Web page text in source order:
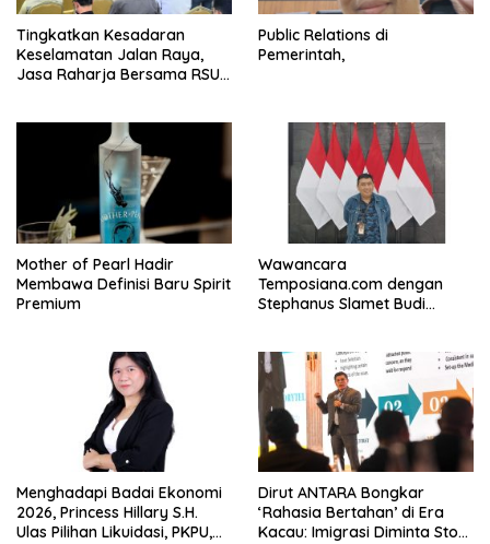
Tingkatkan Kesadaran
Keselamatan Jalan Raya,
Jasa Raharja Bersama RSU
Komprehensif di Jagakarsa
Public Relations di
Pemerintah,
Mother of Pearl Hadir
Membawa Definisi Baru Spirit
Premium
Wawancara
Temposiana.com dengan
Stephanus Slamet Budi
Menghadapi Badai Ekonomi
2026, Princess Hillary S.H.
Ulas Pilihan Likuidasi, PKPU,
Dirut ANTARA Bongkar
‘Rahasia Bertahan’ di Era
Kacau: Imigrasi Diminta Stop